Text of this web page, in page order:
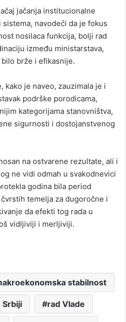
jačanja institucionalne
navodeći da je fokus
nosilaca funkcija, bolji rad
između ministarstava,
brže i efikasnije.
kako je naveo, zauzimala je i
podrške porodicama,
kategorijama stanovništva,
sigurnosti i dostojanstvenog
na ostvarene rezultate, ali i
ne vidi odmah u svakodnevici
godina bila period
temelja za dugoročne i
da efekti tog rada u
vidljiviji i merljiviji.
stabilnost
Srbiji rad Vlade